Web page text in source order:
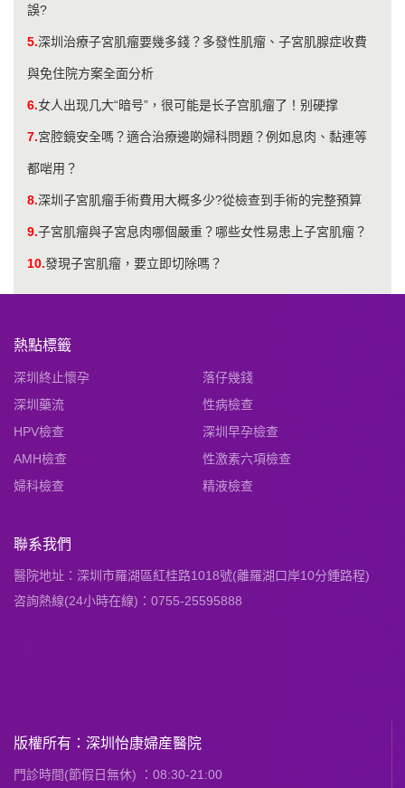
誤?
5.深圳治療子宮肌瘤要幾多錢？多發性肌瘤、子宮肌腺症收費
與免住院方案全面分析
6.​女人出现几大“暗号”，很可能是长子宫肌瘤了！别硬撑
7.宮腔鏡安全嗎？適合治療邊啲婦科問題？例如息肉、黏連等
都啱用？
8.深圳子宮肌瘤手術費用大概多少?從檢查到手術的完整預算
9.子宮肌瘤與子宮息肉哪個嚴重？哪些女性易患上子宮肌瘤？
10.發現子宮肌瘤，要立即切除嗎？
熱點標籤
深圳終止懷孕
落仔幾錢
深圳藥流
性病檢查
HPV檢查
深圳早孕檢查
AMH檢查
性激素六項檢查
婦科檢查
精液檢查
聯系我們
醫院地址：深圳市羅湖區紅桂路1018號(離羅湖口岸10分鍾路程)
咨詢熱線(24小時在線)：0755-25595888
版權所有：深圳怡康婦産醫院
門診時間(節假日無休) ：08:30-21:00